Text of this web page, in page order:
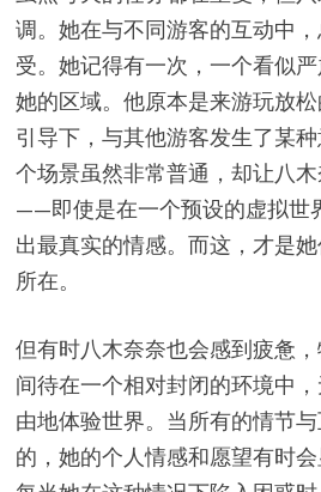
调。她在与不同游客的互动中
受。她记得有一次，一个看似
她的区域。他原本是来游玩放
引导下，与其他游客发生了某
个场景虽然非常普通，却让八
——即使是在一个预设的虚拟世
出最真实的情感。而这，才是
所在。
但有时八木奈奈也会感到疲惫
间待在一个相对封闭的环境中
由地体验世界。当所有的情节
的，她的个人情感和愿望有时会